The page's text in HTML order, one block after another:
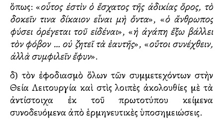
ὅπως: «οὗτος ἐστὶν ὁ ἔσχατος τῆς ἀδικίας ὅρος, τὸ
δοκεῖν τινα δίκαιον εἶναι μὴ ὄντα», «ὁ ἄνθρωπος
φύσει ὀρέγεται τοῦ εἰδέναι», «ἡ ἀγάπη ἔξω βάλλει
τὸν φόβον … οὐ ζητεῖ τὰ ἑαυτῆς», «οὔτοι συνέχθειν,
ἀλλὰ συμφιλεῖν ἔφυν».
δ) τὸν ἐφοδιασμὸ ὅλων τῶν συμμετεχόντων στὴν
Θεία Λειτουργία καὶ στὶς λοιπὲς ἀκολουθίες μὲ τὰ
ἀντίστοιχα ἐκ τοῦ πρωτοτύπου κείμενα
συνοδευόμενα ἀπὸ ἑρμηνευτικὲς ὑποσημειώσεις.